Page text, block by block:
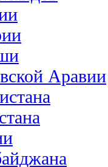
Аравии